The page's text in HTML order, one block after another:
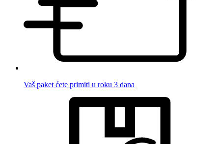
Vaš paket ćete primiti u roku 3 dana